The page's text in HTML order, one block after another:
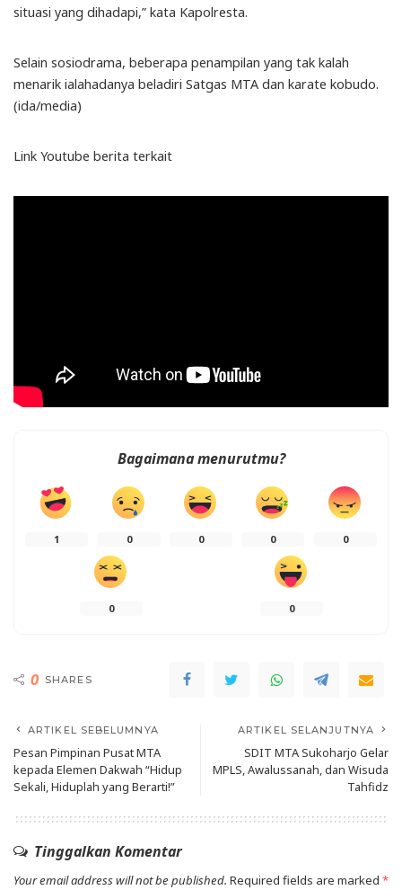
situasi yang dihadapi,” kata Kapolresta.
Selain sosiodrama, beberapa penampilan yang tak kalah
menarik ialahadanya beladiri Satgas MTA dan karate kobudo.
(ida/media)
Link Youtube berita terkait
Bagaimana menurutmu?
1 0 0 0 0
0 0
0 SHARES
ARTIKEL SEBELUMNYA
Pesan Pimpinan Pusat MTA
kepada Elemen Dakwah “Hidup
Sekali, Hiduplah yang Berarti!”
ARTIKEL SELANJUTNYA
SDIT MTA Sukoharjo Gelar
MPLS, Awalussanah, dan Wisuda
Tahfidz
Tinggalkan Komentar
Your email address will not be published. Required fields are marked *